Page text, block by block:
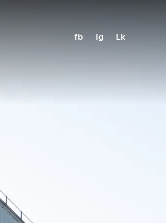
fb Ig Lk